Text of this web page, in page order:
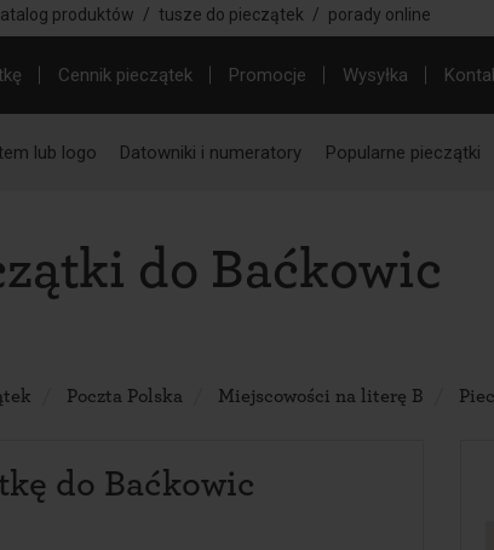
produktów / tusze do pieczątek / porady online
Cennik pieczątek Promocje Wysyłka
lub logo Datowniki i numeratory Popularne pieczątki
do Baćkowic
Poczta Polska Miejscowości na literę B
do Baćkowic